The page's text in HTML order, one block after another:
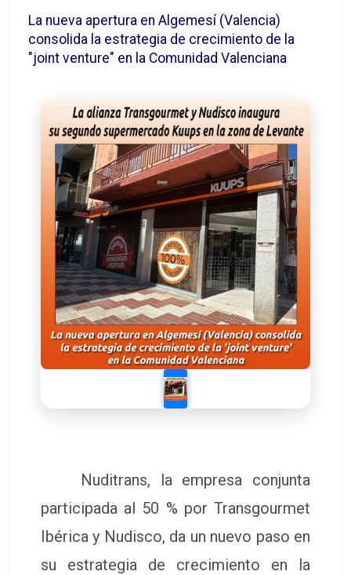
La nueva apertura en Algemesí (Valencia)
consolida la estrategia de crecimiento de la
"joint venture" en la Comunidad Valenciana
Nuditrans, la empresa conjunta
participada al 50 % por Transgourmet
Ibérica y Nudisco, da un nuevo paso en
su estrategia de crecimiento en la